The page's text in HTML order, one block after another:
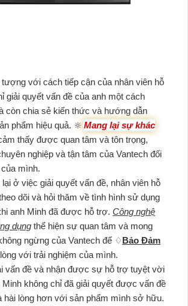
với cách tiếp cận của nhân viên hỗ
giải quyết vấn đề của anh một cách
còn chia sẻ kiến thức và hướng dẫn
phẩm hiệu quả. 🔆 Mang lại sự khác
thấy được quan tâm và tôn trọng,
nghiệp và tận tâm của Vantech đối
mình.
ở việc giải quyết vấn đề, nhân viên hỗ
dõi và hỏi thăm về tình hình sử dụng
anh Minh đã được hỗ trợ. Công nghệ
dụng thể hiện sự quan tâm và mong
ngừng của Vantech để ♢ Bảo Đảm
với trải nghiệm của mình.
vấn đề và nhận được sự hỗ trợ tuyệt vời
không chỉ đã giải quyết được vấn đề
hài lòng hơn với sản phẩm mình sở hữu.